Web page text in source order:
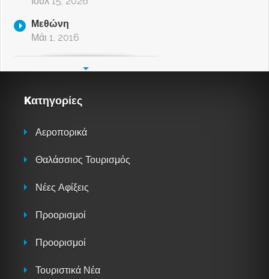
Μεθώνη
Μάι 1, 2016
Kατηγορίες
Αεροπορικά
Θαλάσσιος Τουρισμός
Νέες Αφίξεις
Προορισμοί
Προορισμοί
Τουριστικά Νέα